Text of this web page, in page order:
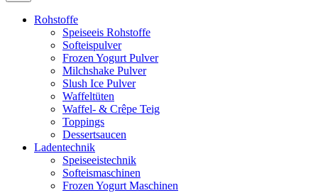
Rohstoffe
Speiseeis Rohstoffe
Softeispulver
Frozen Yogurt Pulver
Milchshake Pulver
Slush Ice Pulver
Waffeltüten
Waffel- & Crêpe Teig
Toppings
Dessertsaucen
Ladentechnik
Speiseeistechnik
Softeismaschinen
Frozen Yogurt Maschinen